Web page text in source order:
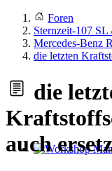
Foren
Sternzeit-107
Mercedes-Benz
die letzten
die
auch